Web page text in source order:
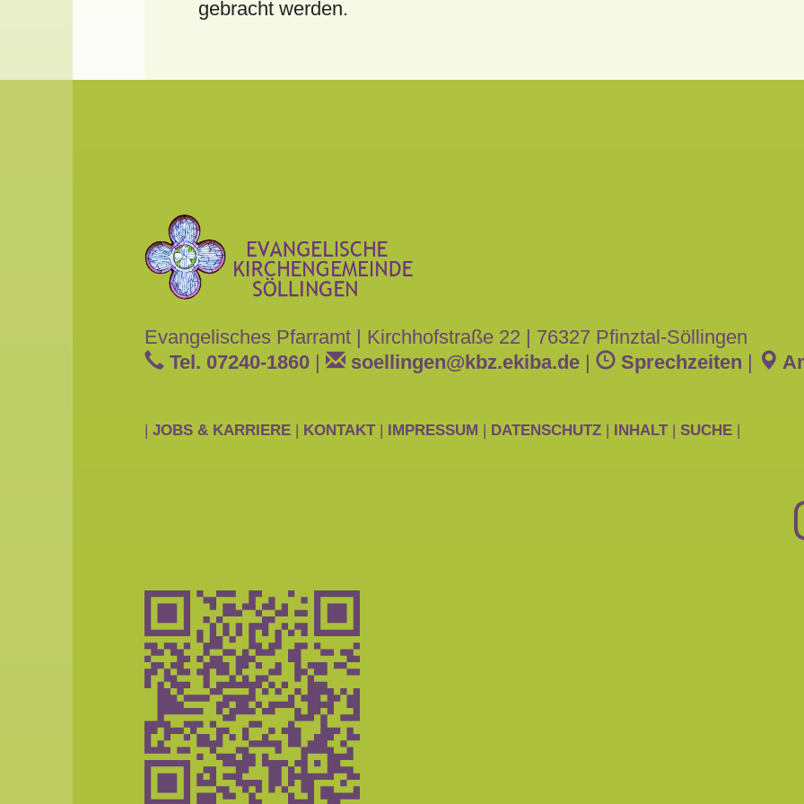
gebracht werden.
Evangelisches Pfarramt | Kirchhofstraße 22 | 76327 Pfinztal-Söllingen
Tel. 07240-1860 | soellingen@kbz.ekiba.de | Sprechzeiten |
| JOBS & KARRIERE | KONTAKT | IMPRESSUM | DATENSCHUTZ | INHALT | SUCHE |